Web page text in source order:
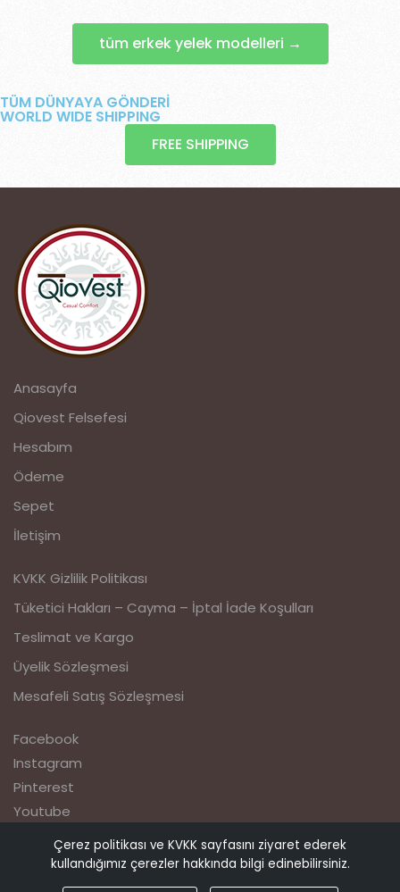
tüm erkek yelek modelleri →
TÜM DÜNYAYA GÖNDERİ
WORLD WIDE SHIPPING
FREE SHIPPING
Anasayfa
Qiovest Felsefesi
Hesabım
Ödeme
Sepet
İletişim
KVKK Gizlilik Politikası
Tüketici Hakları – Cayma – İptal İade Koşulları
Teslimat ve Kargo
Üyelik Sözleşmesi
Mesafeli Satış Sözleşmesi
Facebook
Instagram
Pinterest
Youtube
© Copyright 2023
Qiovest – Casual Comfort
Çerez politikası ve KVKK sayfasını ziyaret ederek
kullandığımız çerezler hakkında bilgi edinebilirsiniz.